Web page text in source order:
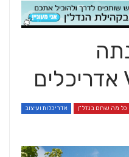
כל מה שחם בנדל"ן אדריכלות ועיצוב